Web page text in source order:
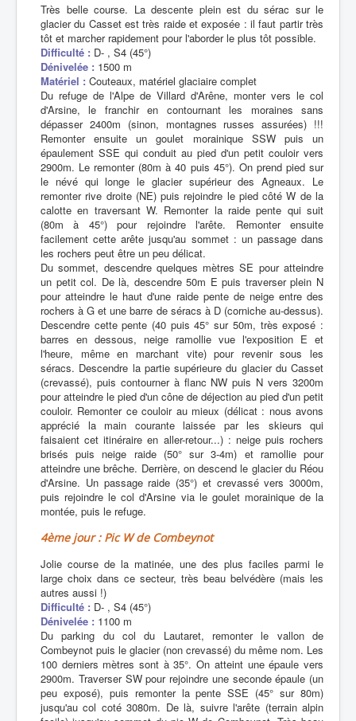
Très belle course. La descente plein est du sérac sur le
glacier du Casset est très raide et exposée : il faut partir très
tôt et marcher rapidement pour l'aborder le plus tôt possible.
Difficulté : D- , S4 (45°)
Dénivelée : 1500 m
Matériel : Couteaux, matériel glaciaire complet
Du refuge de l'Alpe de Villard d'Arêne, monter vers le col
d'Arsine, le franchir en contournant les moraines sans
dépasser 2400m (sinon, montagnes russes assurées) !!!
Remonter ensuite un goulet morainique SSW puis un
épaulement SSE qui conduit au pied d'un petit couloir vers
2900m. Le remonter (80m à 40 puis 45°). On prend pied sur
le névé qui longe le glacier supérieur des Agneaux. Le
remonter rive droite (NE) puis rejoindre le pied côté W de la
calotte en traversant W. Remonter la raide pente qui suit
(80m à 45°) pour rejoindre l'arête. Remonter ensuite
facilement cette arête jusqu'au sommet : un passage dans
les rochers peut être un peu délicat.
Du sommet, descendre quelques mètres SE pour atteindre
un petit col. De là, descendre 50m E puis traverser plein N
pour atteindre le haut d'une raide pente de neige entre des
rochers à G et une barre de séracs à D (corniche au-dessus).
Descendre cette pente (40 puis 45° sur 50m, très exposé :
barres en dessous, neige ramollie vue l'exposition E et
l'heure, même en marchant vite) pour revenir sous les
séracs. Descendre la partie supérieure du glacier du Casset
(crevassé), puis contourner à flanc NW puis N vers 3200m
pour atteindre le pied d'un cône de déjection au pied d'un petit
couloir. Remonter ce couloir au mieux (délicat : nous avons
apprécié la main courante laissée par les skieurs qui
faisaient cet itinéraire en aller-retour...) : neige puis rochers
brisés puis neige raide (50° sur 3-4m) et ramollie pour
atteindre une brêche. Derrière, on descend le glacier du Réou
d'Arsine. Un passage raide (35°) et crevassé vers 3000m,
puis rejoindre le col d'Arsine via le goulet morainique de la
montée, puis le refuge.
4ème jour : Pic W de Combeynot
Jolie course de la matinée, une des plus faciles parmi le
large choix dans ce secteur, très beau belvédère (mais les
autres aussi !)
Difficulté : D- , S4 (45°)
Dénivelée : 1100 m
Du parking du col du Lautaret, remonter le vallon de
Combeynot puis le glacier (non crevassé) du même nom. Les
100 derniers mètres sont à 35°. On atteint une épaule vers
2900m. Traverser SW pour rejoindre une seconde épaule (un
peu exposé), puis remonter la pente SSE (45° sur 80m)
jusqu'au col coté 3080m. De là, suivre l'arête (terrain alpin